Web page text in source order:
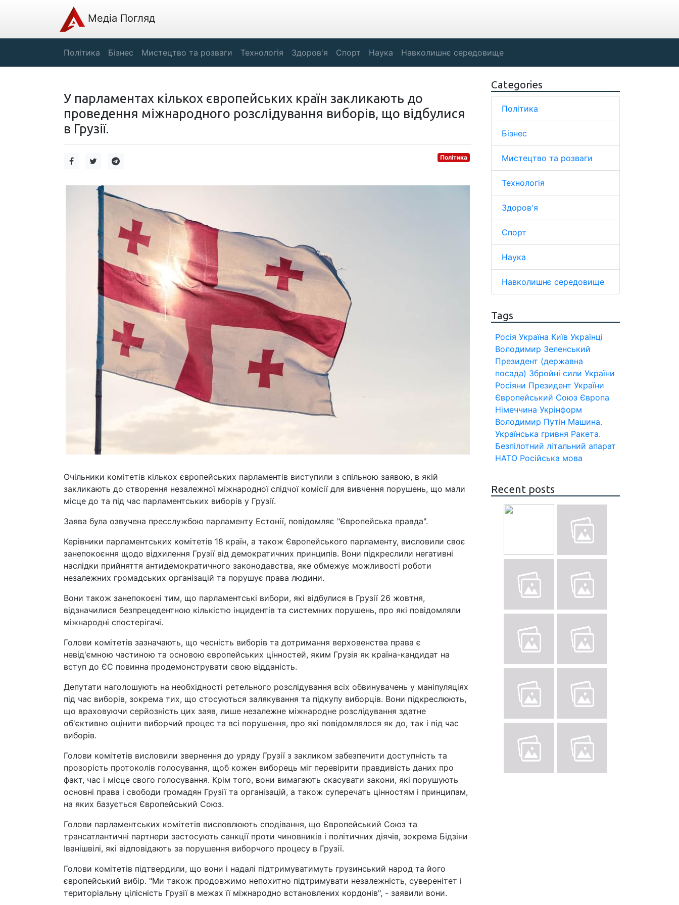
Медіа Погляд
Політика Бізнес Мистецтво та розваги Технологія Здоров'я Спорт Наука Навколишнє середовище
У парламентах кількох європейських країн закликають до
проведення міжнародного розслідування виборів, що відбулися
в Грузії.
Політика
Очільники комітетів кількох європейських парламентів виступили з спільною заявою, в якій
закликають до створення незалежної міжнародної слідчої комісії для вивчення порушень, що мали
місце до та під час парламентських виборів у Грузії.
Заява була озвучена пресслужбою парламенту Естонії, повідомляє "Європейська правда".
Керівники парламентських комітетів 18 країн, а також Європейського парламенту, висловили своє
занепокоєння щодо відхилення Грузії від демократичних принципів. Вони підкреслили негативні
наслідки прийняття антидемократичного законодавства, яке обмежує можливості роботи
незалежних громадських організацій та порушує права людини.
Вони також занепокоєні тим, що парламентські вибори, які відбулися в Грузії 26 жовтня,
відзначилися безпрецедентною кількістю інцидентів та системних порушень, про які повідомляли
міжнародні спостерігачі.
Голови комітетів зазначають, що чесність виборів та дотримання верховенства права є
невід'ємною частиною та основою європейських цінностей, яким Грузія як країна-кандидат на
вступ до ЄС повинна продемонструвати свою відданість.
Депутати наголошують на необхідності ретельного розслідування всіх обвинувачень у маніпуляціях
під час виборів, зокрема тих, що стосуються залякування та підкупу виборців. Вони підкреслюють,
що враховуючи серйозність цих заяв, лише незалежне міжнародне розслідування здатне
об'єктивно оцінити виборчий процес та всі порушення, про які повідомлялося як до, так і під час
виборів.
Голови комітетів висловили звернення до уряду Грузії з закликом забезпечити доступність та
прозорість протоколів голосування, щоб кожен виборець міг перевірити правдивість даних про
факт, час і місце свого голосування. Крім того, вони вимагають скасувати закони, які порушують
основні права і свободи громадян Грузії та організацій, а також суперечать цінностям і принципам,
на яких базується Європейський Союз.
Голови парламентських комітетів висловлюють сподівання, що Європейський Союз та
трансатлантичні партнери застосують санкції проти чиновників і політичних діячів, зокрема Бідзіни
Іванішвілі, які відповідають за порушення виборчого процесу в Грузії.
Голови комітетів підтвердили, що вони і надалі підтримуватимуть грузинський народ та його
європейський вибір. "Ми також продовжимо непохитно підтримувати незалежність, суверенітет і
територіальну цілісність Грузії в межах її міжнародно встановлених кордонів", - заявили вони.
Categories
Політика
Бізнес
Мистецтво та розваги
Технологія
Здоров'я
Спорт
Наука
Навколишнє середовище
Tags
Росія Україна Київ Українці
Володимир Зеленський
Президент (державна
посада) Збройні сили України
Росіяни Президент України
Європейський Союз Європа
Німеччина Укрінформ
Володимир Путін Машина.
Українська гривня Ракета.
Безпілотний літальний апарат
НАТО Російська мова
Recent posts